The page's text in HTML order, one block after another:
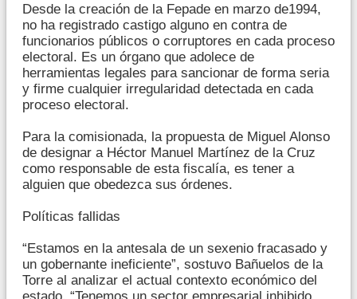
Desde la creación de la Fepade en marzo de1994,
no ha registrado castigo alguno en contra de
funcionarios públicos o corruptores en cada proceso
electoral. Es un órgano que adolece de
herramientas legales para sancionar de forma seria
y firme cualquier irregularidad detectada en cada
proceso electoral.
Para la comisionada, la propuesta de Miguel Alonso
de designar a Héctor Manuel Martínez de la Cruz
como responsable de esta fiscalía, es tener a
alguien que obedezca sus órdenes.
Políticas fallidas
“Estamos en la antesala de un sexenio fracasado y
un gobernante ineficiente”, sostuvo Bañuelos de la
Torre al analizar el actual contexto económico del
estado. “Tenemos un sector empresarial inhibido